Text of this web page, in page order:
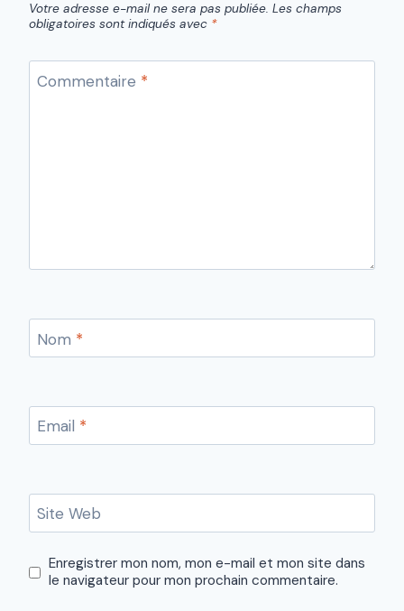
Votre adresse e-mail ne sera pas publiée. Les champs
obligatoires sont indiqués avec *
Commentaire *
Nom *
Email *
Site Web
Enregistrer mon nom, mon e-mail et mon site dans
le navigateur pour mon prochain commentaire.